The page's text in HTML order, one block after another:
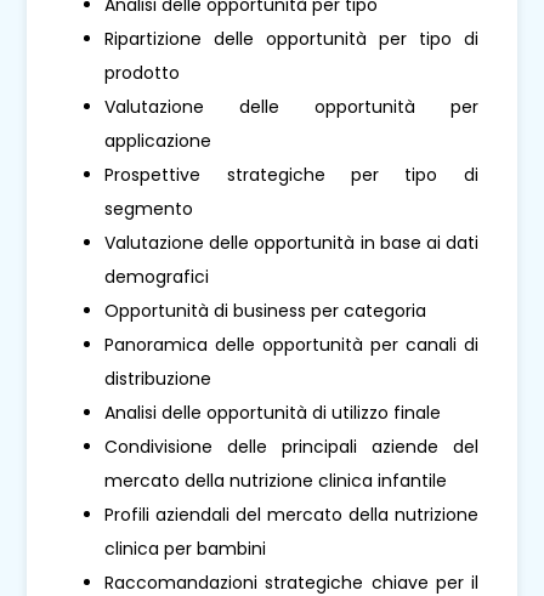
Ripartizione delle opportunità per tipo di
prodotto
Valutazione delle opportunità per
applicazione
Prospettive strategiche per tipo di
segmento
Valutazione delle opportunità in base ai dati
demografici
Opportunità di business per categoria
Panoramica delle opportunità per canali di
distribuzione
Analisi delle opportunità di utilizzo finale
Condivisione delle principali aziende del
mercato della nutrizione clinica infantile
Profili aziendali del mercato della nutrizione
clinica per bambini
Raccomandazioni strategiche chiave per il